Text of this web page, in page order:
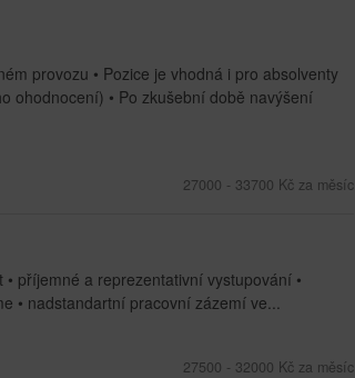
provozu • Pozice je vhodná i pro absolventy
ohodnocení) • Po zkušební době navýšení
27000 - 33700 Kč za měsíc
příjemné a reprezentativní vystupování •
• nadstandartní pracovní zázemí ve...
27500 - 32000 Kč za měsíc